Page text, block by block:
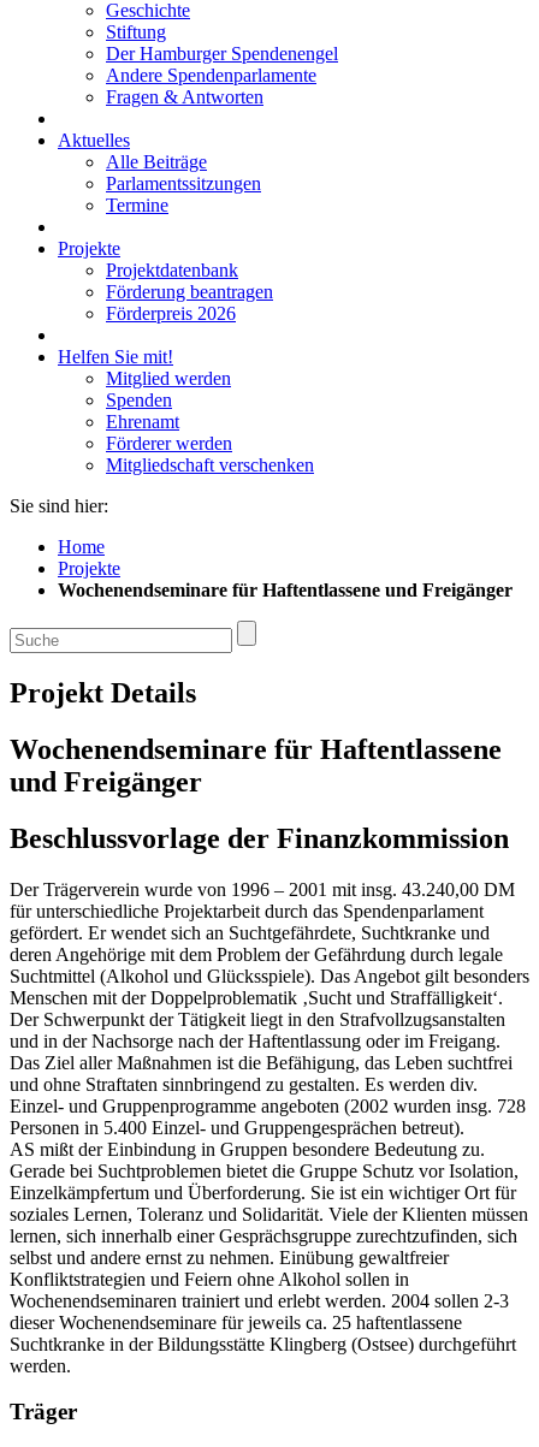
Geschichte
Stiftung
Der Hamburger Spendenengel
Andere Spendenparlamente
Fragen & Antworten
Aktuelles
Alle Beiträge
Parlamentssitzungen
Termine
Projekte
Projektdatenbank
Förderung beantragen
Förderpreis 2026
Helfen Sie mit!
Mitglied werden
Spenden
Ehrenamt
Förderer werden
Mitgliedschaft verschenken
Sie sind hier:
Home
Projekte
Wochenendseminare für Haftentlassene und Freigänger
Projekt Details
Wochenendseminare für Haftentlassene
und Freigänger
Beschlussvorlage der Finanzkommission
Der Trägerverein wurde von 1996 – 2001 mit insg. 43.240,00 DM
für unterschiedliche Projektarbeit durch das Spendenparlament
gefördert. Er wendet sich an Suchtgefährdete, Suchtkranke und
deren Angehörige mit dem Problem der Gefährdung durch legale
Suchtmittel (Alkohol und Glücksspiele). Das Angebot gilt besonders
Menschen mit der Doppelproblematik ‚Sucht und Straffälligkeit‘.
Der Schwerpunkt der Tätigkeit liegt in den Strafvollzugsanstalten
und in der Nachsorge nach der Haftentlassung oder im Freigang.
Das Ziel aller Maßnahmen ist die Befähigung, das Leben suchtfrei
und ohne Straftaten sinnbringend zu gestalten. Es werden div.
Einzel- und Gruppenprogramme angeboten (2002 wurden insg. 728
Personen in 5.400 Einzel- und Gruppengesprächen betreut).
AS mißt der Einbindung in Gruppen besondere Bedeutung zu.
Gerade bei Suchtproblemen bietet die Gruppe Schutz vor Isolation,
Einzelkämpfertum und Überforderung. Sie ist ein wichtiger Ort für
soziales Lernen, Toleranz und Solidarität. Viele der Klienten müssen
lernen, sich innerhalb einer Gesprächsgruppe zurechtzufinden, sich
selbst und andere ernst zu nehmen. Einübung gewaltfreier
Konfliktstrategien und Feiern ohne Alkohol sollen in
Wochenendseminaren trainiert und erlebt werden. 2004 sollen 2-3
dieser Wochenendseminare für jeweils ca. 25 haftentlassene
Suchtkranke in der Bildungsstätte Klingberg (Ostsee) durchgeführt
werden.
Träger